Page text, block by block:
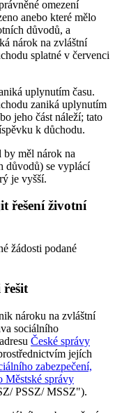
omezení
anebo které mělo
důvodů, a
nárok na zvláštní
splatné v červenci
uplynutím času.
zaniká uplynutím
jeho část náleží; tato
k důchodu.
by měl nárok na
důvodů) se vyplácí
je vyšší.
řešení životní
žádosti podané
řešit
nároku na zvláštní
sociálního
České správy
jejích
zabezpečení,
Městské správy
PSSZ/ MSSZ").